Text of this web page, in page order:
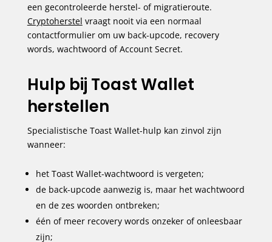
een gecontroleerde herstel- of migratieroute.
Cryptoherstel vraagt nooit via een normaal
contactformulier om uw back-upcode, recovery
words, wachtwoord of Account Secret.
Hulp bij Toast Wallet
herstellen
Specialistische Toast Wallet-hulp kan zinvol zijn
wanneer:
het Toast Wallet-wachtwoord is vergeten;
de back-upcode aanwezig is, maar het wachtwoord
en de zes woorden ontbreken;
één of meer recovery words onzeker of onleesbaar
zijn;